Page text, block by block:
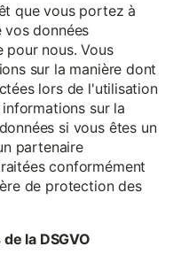
que vous portez à
données
pour nous. Vous
sur la manière dont
lors de l'utilisation
sur la
si vous êtes un
partenaire
conformément
de protection des
la DSGVO